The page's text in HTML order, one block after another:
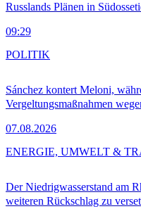
Russlands Plänen in
09:29
Sánchez kontert Meloni,
Vergeltungsmaßnahmen
07.08.2026
POLITIK
Der Niedrigwasserstand am
weiteren Rückschlag zu
ENERGIE, UMWELT &